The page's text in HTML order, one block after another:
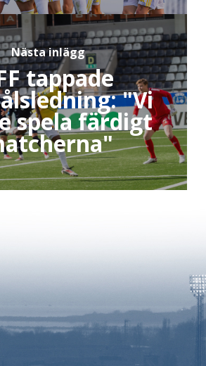
Nästa inlägg
tappade
"Vi
spela färdigt